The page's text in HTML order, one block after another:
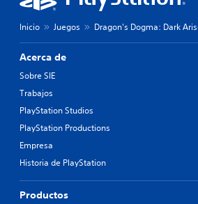
Inicio Juegos Dragon's Dogma: Dark
Acerca de
Sobre SIE
Trabajos
PlayStation Studios
PlayStation Productions
Empresa
Historia de PlayStation
Productos